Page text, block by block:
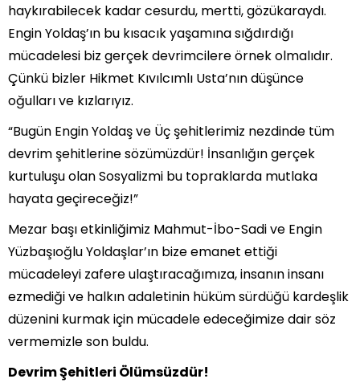
haykırabilecek kadar cesurdu, mertti, gözükaraydı.
Engin Yoldaş’ın bu kısacık yaşamına sığdırdığı
mücadelesi biz gerçek devrimcilere örnek olmalıdır.
Çünkü bizler Hikmet Kıvılcımlı Usta’nın düşünce
oğulları ve kızlarıyız.
“Bugün Engin Yoldaş ve Üç şehitlerimiz nezdinde tüm
devrim şehitlerine sözümüzdür! İnsanlığın gerçek
kurtuluşu olan Sosyalizmi bu topraklarda mutlaka
hayata geçireceğiz!”
Mezar başı etkinliğimiz Mahmut-İbo-Sadi ve Engin
Yüzbaşıoğlu Yoldaşlar’ın bize emanet ettiği
mücadeleyi zafere ulaştıracağımıza, insanın insanı
ezmediği ve halkın adaletinin hüküm sürdüğü kardeşlik
düzenini kurmak için mücadele edeceğimize dair söz
vermemizle son buldu.
Devrim Şehitleri Ölümsüzdür!